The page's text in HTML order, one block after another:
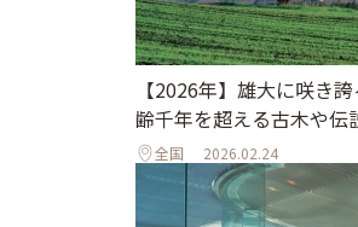
【2026年】雄大に咲き
齢千年を超える古木や伝
全国 2026.02.24